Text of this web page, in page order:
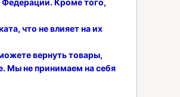
Федерации. Кроме того,
что не влияет на их
вернуть товары,
Мы не принимаем на себя